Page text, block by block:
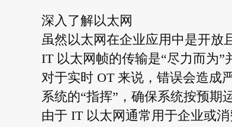
深入了解以太网
虽然以太网在企业应用中是开放
IT 以太网帧的传输是“尽力而为”
对于实时 OT 来说，错误会造成
系统的“指挥”，确保系统按预期
由于 IT 以太网通常用于企业或